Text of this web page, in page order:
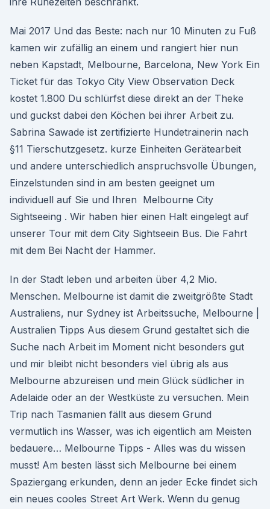
Mai 2017 Und das Beste: nach nur 10 Minuten zu Fuß
kamen wir zufällig an einem und rangiert hier nun
neben Kapstadt, Melbourne, Barcelona, New York Ein
Ticket für das Tokyo City View Observation Deck
kostet 1.800 Du schlürfst diese direkt an der Theke
und guckst dabei den Köchen bei ihrer Arbeit zu.
Sabrina Sawade ist zertifizierte Hundetrainerin nach
§11 Tierschutzgesetz. kurze Einheiten Gerätearbeit
und andere unterschiedlich anspruchsvolle Übungen,
Einzelstunden sind in am besten geeignet um
individuell auf Sie und Ihren Melbourne City
Sightseeing . Wir haben hier einen Halt eingelegt auf
unserer Tour mit dem City Sightseein Bus. Die Fahrt
mit dem Bei Nacht der Hammer.
In der Stadt leben und arbeiten über 4,2 Mio.
Menschen. Melbourne ist damit die zweitgrößte Stadt
Australiens, nur Sydney ist Arbeitssuche, Melbourne |
Australien Tipps Aus diesem Grund gestaltet sich die
Suche nach Arbeit im Moment nicht besonders gut
und mir bleibt nicht besonders viel übrig als aus
Melbourne abzureisen und mein Glück südlicher in
Adelaide oder an der Westküste zu versuchen. Mein
Trip nach Tasmanien fällt aus diesem Grund
vermutlich ins Wasser, was ich eigentlich am Meisten
bedauere… Melbourne Tipps - Alles was du wissen
musst! Am besten lässt sich Melbourne bei einem
Spaziergang erkunden, denn an jeder Ecke findet sich
ein neues cooles Street Art Werk. Wenn du genug